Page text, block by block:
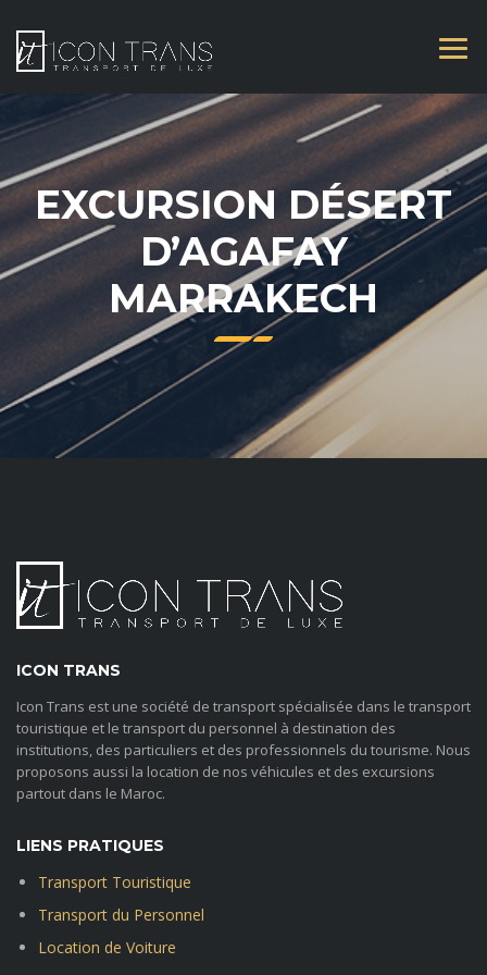
EXCURSION DÉSERT
D’AGAFAY
MARRAKECH
ICON TRANS
Icon Trans est une société de transport spécialisée dans le transport
touristique et le transport du personnel à destination des
institutions, des particuliers et des professionnels du tourisme. Nous
proposons aussi la location de nos véhicules et des excursions
partout dans le Maroc.
LIENS PRATIQUES
Transport Touristique
Transport du Personnel
Location de Voiture